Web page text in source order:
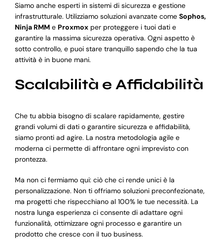
Siamo anche esperti in sistemi di sicurezza e gestione
infrastrutturale. Utilizziamo soluzioni avanzate come Sophos,
Ninja RMMe Proxmoxper proteggere i tuoi dati e
garantire la massima sicurezza operativa. Ogni aspetto è
sotto controllo, e puoi stare tranquillo sapendo che la tua
attività è in buone mani.
Scalabilità e Affidabilità
Che tu abbia bisogno di scalare rapidamente, gestire
grandi volumi di dati o garantire sicurezza e affidabilità,
siamo pronti ad agire. La nostra metodologia agile e
moderna ci permette di affrontare ogni imprevisto con
prontezza.
Ma non ci fermiamo qui: ciò che ci rende unici è la
personalizzazione. Non ti offriamo soluzioni preconfezionate,
ma progetti che rispecchiano al 100% le tue necessità. La
nostra lunga esperienza ci consente di adattare ogni
funzionalità, ottimizzare ogni processo e garantire un
prodotto che cresce con il tuo business.